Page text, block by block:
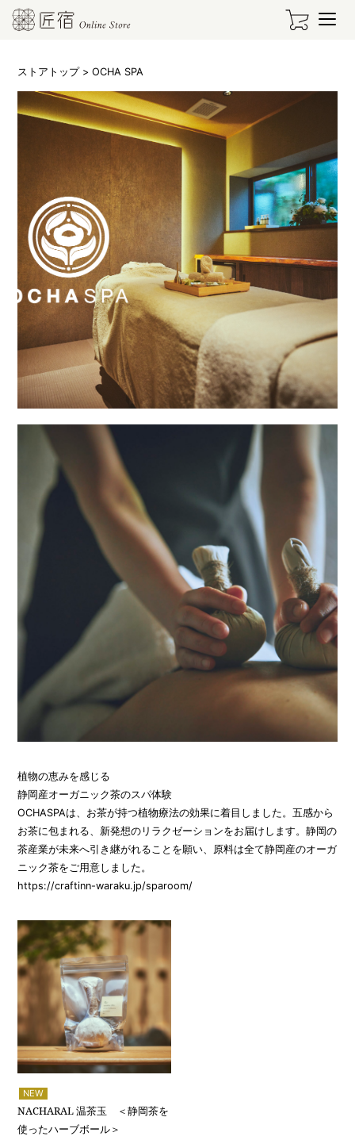
ストアトップ> OCHA SPA
植物の恵みを感じる
静岡産オーガニック茶のスパ体験
OCHASPAは、お茶が持つ植物療法の効果に着目しました。五感から
お茶に包まれる、新発想のリラクゼーションをお届けします。静岡の
茶産業が未来へ引き継がれることを願い、原料は全て静岡産のオーガ
ニック茶をご用意しました。
https://craftinn-waraku.jp/sparoom/
NEW
NACHARAL 温茶玉 ＜静岡茶を
使ったハーブボール＞